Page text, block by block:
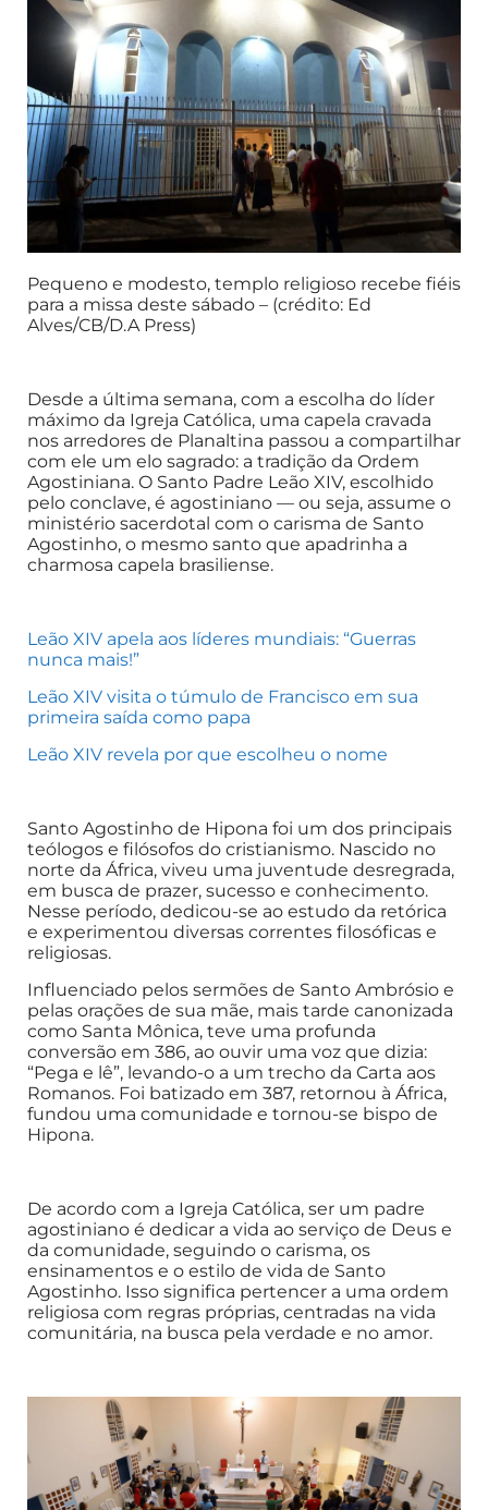
Pequeno e modesto, templo religioso recebe fiéis
para a missa deste sábado – (crédito: Ed
Alves/CB/D.A Press)
Desde a última semana, com a escolha do líder
máximo da Igreja Católica, uma capela cravada
nos arredores de Planaltina passou a compartilhar
com ele um elo sagrado: a tradição da Ordem
Agostiniana. O Santo Padre Leão XIV, escolhido
pelo conclave, é agostiniano — ou seja, assume o
ministério sacerdotal com o carisma de Santo
Agostinho, o mesmo santo que apadrinha a
charmosa capela brasiliense.
Leão XIV apela aos líderes mundiais: “Guerras
nunca mais!”
Leão XIV visita o túmulo de Francisco em sua
primeira saída como papa
Leão XIV revela por que escolheu o nome
Santo Agostinho de Hipona foi um dos principais
teólogos e filósofos do cristianismo. Nascido no
norte da África, viveu uma juventude desregrada,
em busca de prazer, sucesso e conhecimento.
Nesse período, dedicou-se ao estudo da retórica
e experimentou diversas correntes filosóficas e
religiosas.
Influenciado pelos sermões de Santo Ambrósio e
pelas orações de sua mãe, mais tarde canonizada
como Santa Mônica, teve uma profunda
conversão em 386, ao ouvir uma voz que dizia:
“Pega e lê”, levando-o a um trecho da Carta aos
Romanos. Foi batizado em 387, retornou à África,
fundou uma comunidade e tornou-se bispo de
Hipona.
De acordo com a Igreja Católica, ser um padre
agostiniano é dedicar a vida ao serviço de Deus e
da comunidade, seguindo o carisma, os
ensinamentos e o estilo de vida de Santo
Agostinho. Isso significa pertencer a uma ordem
religiosa com regras próprias, centradas na vida
comunitária, na busca pela verdade e no amor.